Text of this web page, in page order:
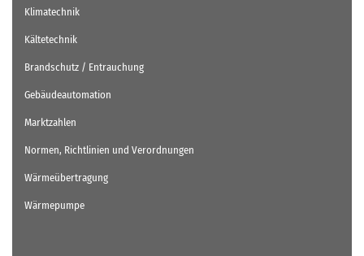
Klimatechnik
Kältetechnik
Brandschutz / Entrauchung
Gebäudeautomation
Marktzahlen
Normen, Richtlinien und Verordnungen
Wärmeübertragung
Wärmepumpe